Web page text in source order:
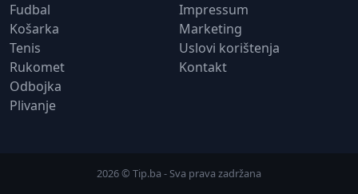
Fudbal
Košarka
Tenis
Rukomet
Odbojka
Plivanje
Impressum
Marketing
Uslovi korištenja
Kontakt
2026 © Tip.ba - Sva prava zadržana